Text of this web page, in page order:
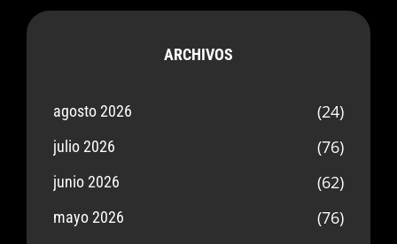
ARCHIVOS
agosto 2026 (24)
julio 2026 (76)
junio 2026 (62)
mayo 2026 (76)